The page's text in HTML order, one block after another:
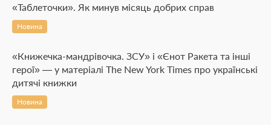
«Таблеточки». Як минув місяць добрих справ
Новина
«Книжечка-мандрівочка. ЗСУ» і «Єнот Ракета та інші
герої» — у матеріалі The New York Times про українські
дитячі книжки
Новина